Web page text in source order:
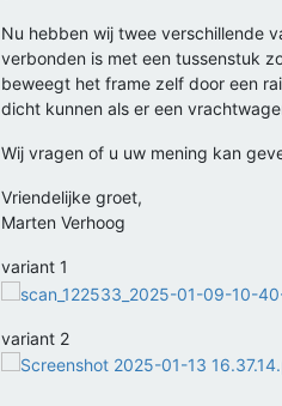
Nu hebben wij twee verschillende
verbonden is met een tussenstuk
beweegt het frame zelf door een
dicht kunnen als er een
Wij vragen of u uw mening kan
Vriendelijke groet,
Marten Verhoog
variant 1
variant 2